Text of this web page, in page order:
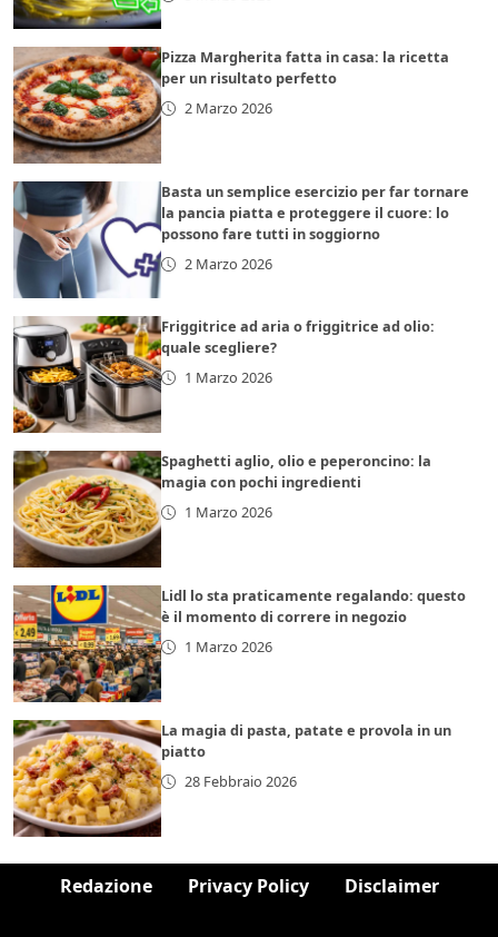
Pizza Margherita fatta in casa: la ricetta
per un risultato perfetto
2 Marzo 2026
Basta un semplice esercizio per far tornare
la pancia piatta e proteggere il cuore: lo
possono fare tutti in soggiorno
2 Marzo 2026
Friggitrice ad aria o friggitrice ad olio:
quale scegliere?
1 Marzo 2026
Spaghetti aglio, olio e peperoncino: la
magia con pochi ingredienti
1 Marzo 2026
Lidl lo sta praticamente regalando: questo
è il momento di correre in negozio
1 Marzo 2026
La magia di pasta, patate e provola in un
piatto
28 Febbraio 2026
Redazione Privacy Policy Disclaimer